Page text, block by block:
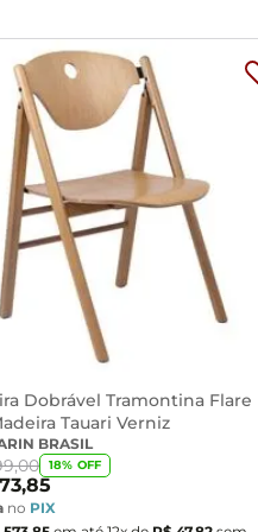
Dobrável Tramontina Flare
Tauari Verniz
BRASIL
,00 18% OFF
,85
no PIX